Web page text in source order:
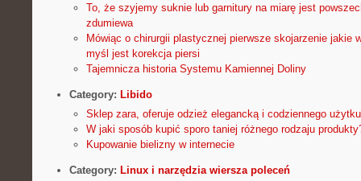
To, że szyjemy suknie lub garnitury na miarę jest
zdumiewa
Mówiąc o chirurgii plastycznej pierwsze skojarzenie jakie
myśl jest korekcja piersi
Tajemnicza historia Systemu Kamiennej Doliny
Category: Libido
Sklep zara, oferuje odzież elegancką i codziennego użytku
W jaki sposób kupić sporo taniej różnego rodzaju
Kupowanie bielizny w internecie
Category: Linux i narzędzia wiersza poleceń